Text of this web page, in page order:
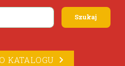
KATALOGU